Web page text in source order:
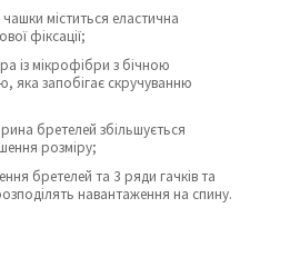
міститься еластична
фіксації;
із мікрофібри з бічною
яка запобігає скручуванню
бретелей збільшується
розміру;
бретелей та 3 ряди гачків та
навантаження на спину.